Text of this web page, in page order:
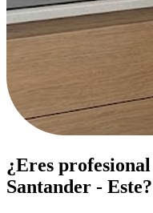
¿Eres
Santander - Este?